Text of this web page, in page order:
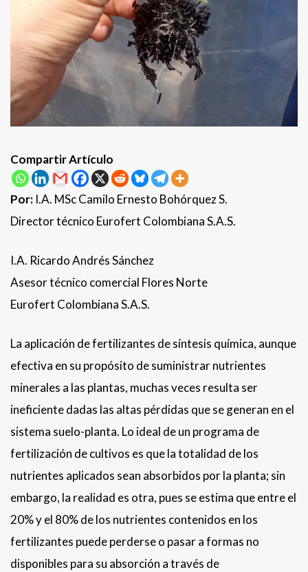
Compartir Artículo
Por: I.A. MSc Camilo Ernesto Bohórquez S.
Director técnico Eurofert Colombiana S.A.S.
I.A. Ricardo Andrés Sánchez
Asesor técnico comercial Flores Norte
Eurofert Colombiana S.A.S.
La aplicación de fertilizantes de síntesis química, aunque
efectiva en su propósito de suministrar nutrientes
minerales a las plantas, muchas veces resulta ser
ineficiente dadas las altas pérdidas que se generan en el
sistema suelo-planta. Lo ideal de un programa de
fertilización de cultivos es que la totalidad de los
nutrientes aplicados sean absorbidos por la planta; sin
embargo, la realidad es otra, pues se estima que entre el
20% y el 80% de los nutrientes contenidos en los
fertilizantes puede perderse o pasar a formas no
disponibles para su absorción a través de